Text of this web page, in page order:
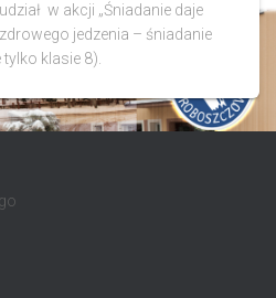
w akcji „Śniadanie daje
jedzenia – śniadanie
klasie 8).